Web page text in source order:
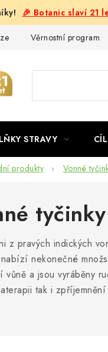
🎉 Botanic slaví 21
Věrnostní program
STRAVY
produkty Vonné
tyčinky
z pravých indických
nekonečné
vůně a jsou vyráběny
tak i